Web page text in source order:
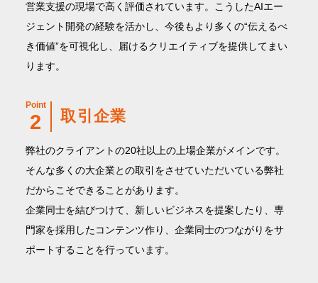
営業支援の現場で高く評価されています。こうしたAIエー
ジェント開発の経験を活かし、今後もより多くの“伝えるべ
き価値”を可視化し、届けるクリエイティブを提供してまい
ります。
Point
2 取引企業
弊社のクライアントの20社以上の上場企業がメインです。
そんな多くの大企業との取引をさせていただいている弊社
だからこそできることがあります。
企業同士を結びつけて、新しいビジネスを提案したり、専
門家を採用したコンテンツ作り、企業同士のつながりをサ
ポートすることを行っています。